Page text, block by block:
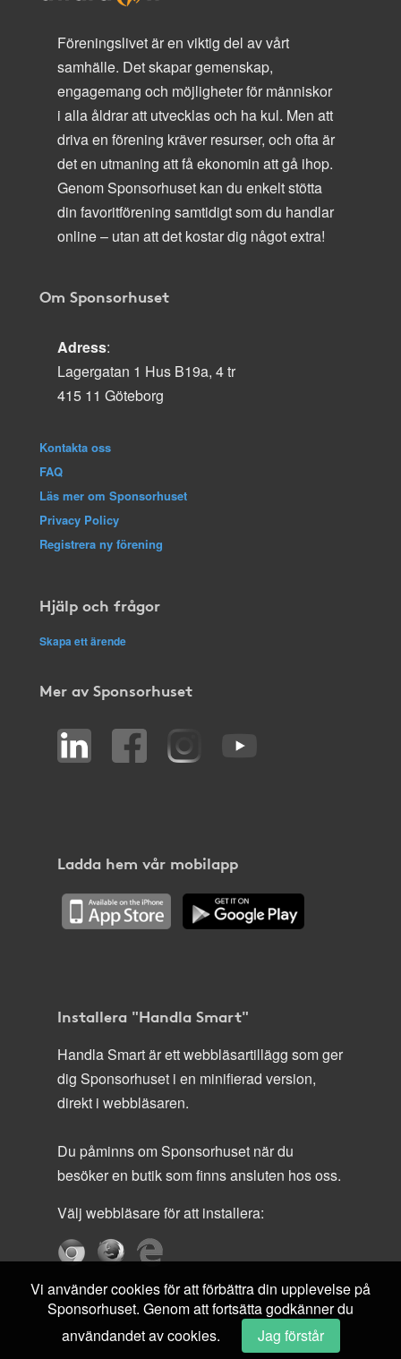
Föreningslivet är en viktig del av vårt
samhälle. Det skapar gemenskap,
engagemang och möjligheter för människor
i alla åldrar att utvecklas och ha kul. Men att
driva en förening kräver resurser, och ofta är
det en utmaning att få ekonomin att gå ihop.
Genom Sponsorhuset kan du enkelt stötta
din favoritförening samtidigt som du handlar
online – utan att det kostar dig något extra!
Om Sponsorhuset
Adress:
Lagergatan 1 Hus B19a, 4 tr
415 11 Göteborg
Kontakta oss
FAQ
Läs mer om Sponsorhuset
Privacy Policy
Registrera ny förening
Hjälp och frågor
Skapa ett ärende
Mer av Sponsorhuset
Ladda hem vår mobilapp
Installera "Handla Smart"
Handla Smart är ett webbläsartillägg som ger
dig Sponsorhuset i en minifierad version,
direkt i webbläsaren.
Du påminns om Sponsorhuset när du
besöker en butik som finns ansluten hos oss.
Välj webbläsare för att installera:
Vi använder cookies för att förbättra din upplevelse på
Sponsorhuset. Genom att fortsätta godkänner du
användandet av cookies.
Jag förstår